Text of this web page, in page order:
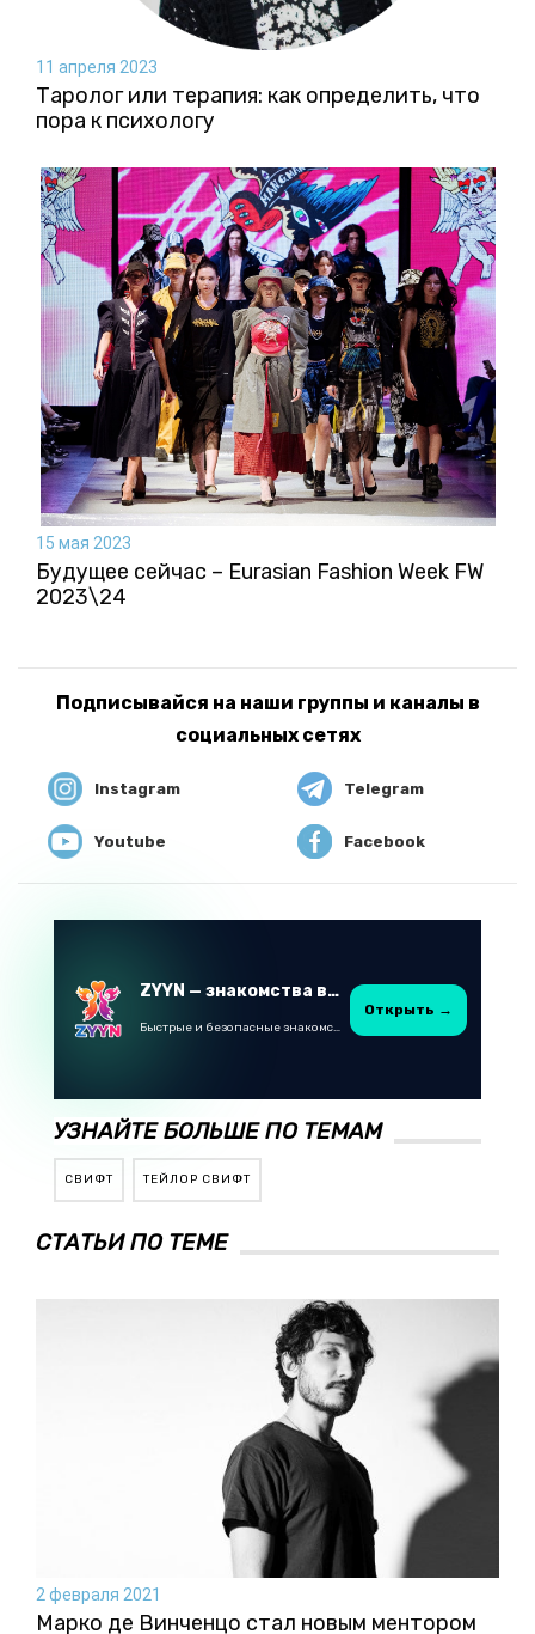
11 апреля 2023
Таролог или терапия: как определить, что
пора к психологу
15 мая 2023
Будущее сейчас – Eurasian Fashion Week FW
2023\24
Подписывайся на наши группы и каналы в
социальных сетях
Instagram Telegram
Youtube Facebook
ZYYN — знакомства в Казахстане
Быстрые и безопасные знакомства в Telegram
Открыть →
УЗНАЙТЕ БОЛЬШЕ ПО ТЕМАМ
СВИФТ ТЕЙЛОР СВИФТ
СТАТЬИ ПО ТЕМЕ
2 февраля 2021
Марко де Винченцо стал новым ментором